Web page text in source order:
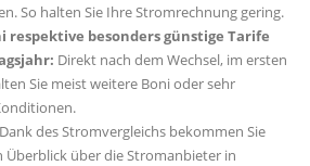
So halten Sie Ihre Stromrechnung gering.
respektive besonders günstige Tarife
Direkt nach dem Wechsel, im ersten
Sie meist weitere Boni oder sehr
Dank des Stromvergleichs bekommen Sie
Überblick über die Stromanbieter in